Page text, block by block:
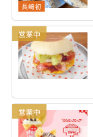
長崎初